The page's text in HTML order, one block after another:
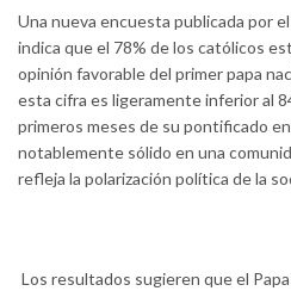
Una nueva encuesta publicada por
indica que el 78% de los católicos
opinión favorable del primer papa
esta cifra es ligeramente inferior al
primeros meses de su pontificado
notablemente sólido en una
refleja la polarización política de la
Los resultados sugieren que el